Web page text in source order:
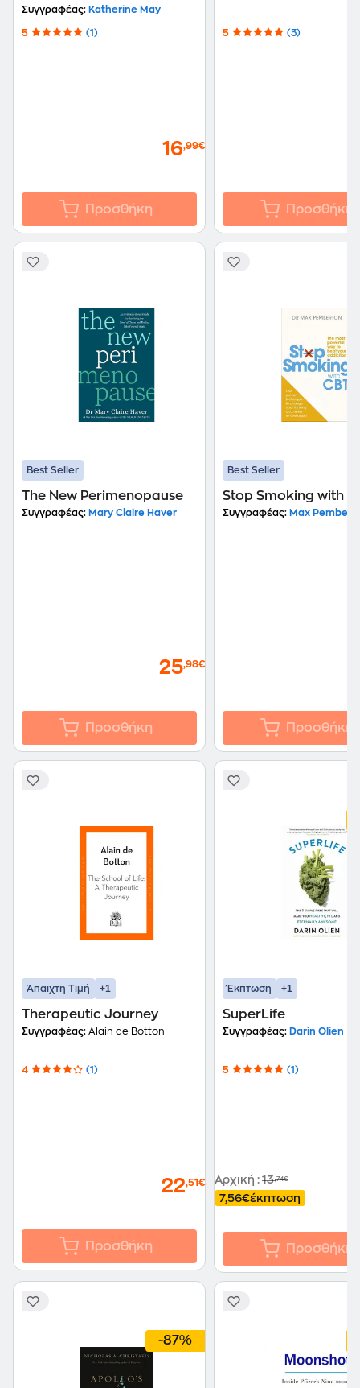
Difficult Times
Συγγραφέας: Katherine May
5 (1)
16,99€
Προσθήκη
5 (3)
Προσθήκη
Best Seller
The New Perimenopause
Συγγραφέας: Mary Claire Haver
25,98€
Προσθήκη
Best Seller
Stop Smoking with
Συγγραφέας: Max
Προσθήκη
Άπαιχτη Τιμή +1
Therapeutic Journey
Συγγραφέας: Alain de Botton
4 (1)
22,51€
Προσθήκη
Έκπτωση +1
SuperLife
Συγγραφέας: Darin Olien
5 (1)
Αρχική : 13,74€
7,56€έκπτωση
Προσθήκη
-87%